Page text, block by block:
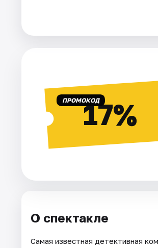
ПРОМОКОД17%
О спектакле
Самая известная детективная